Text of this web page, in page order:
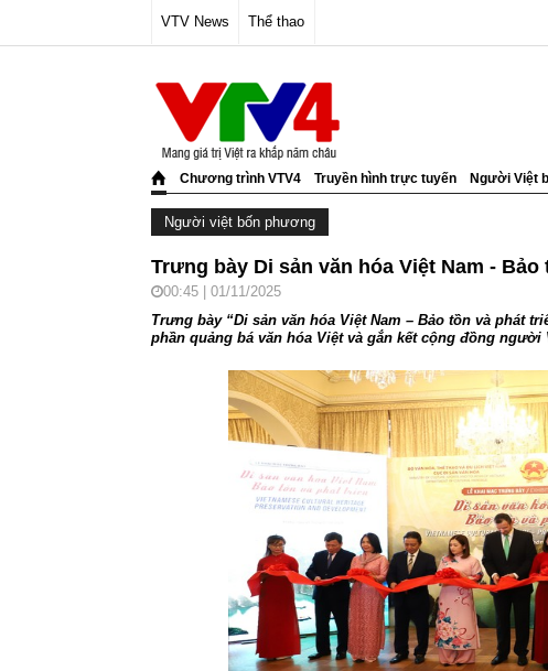
VTV News Thể thao
Chương trình VTV4 Truyền hình trực tuyến Người Việt
Người việt bốn phương
Trưng bày Di sản văn hóa Việt Nam -
00:45 | 01/11/2025
Trưng bày “Di sản văn hóa Việt Nam – Bảo tồn và phát
phần quảng bá văn hóa Việt và gắn kết cộng đồng người